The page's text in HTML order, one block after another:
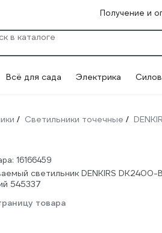
Получение и
Всё для сада Электрика
/ Светильники точечные /
16166459
светильник DENKIRS DK2400-
545337
товара